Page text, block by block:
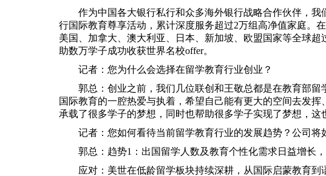
作为中国各大银行私行和众多海外银行战略合作伙伴，我
行国际教育尊享活动，累计深度服务超过2万组高净值家庭。
美国、加拿大、澳大利亚、日本、新加坡、欧盟国家等全球
助数万学子成功收获世界名校offer。
记者：您为什么会选择在留学教育行业创业？
郭总：创业之前，我们几位联创和王敬总都是在教育部
国际教育的一腔热爱与执着，希望自己能有更大的空间去发挥
承载了很多学子的梦想，同时也帮助很多学子实现了梦想，这
记者：您如何看待当前留学教育行业的发展趋势？公司将
郭总：趋势1：出国留学人数及教育个性化需求日益增长，
应对：美世在低龄留学板块持续深耕，从国际启蒙教育